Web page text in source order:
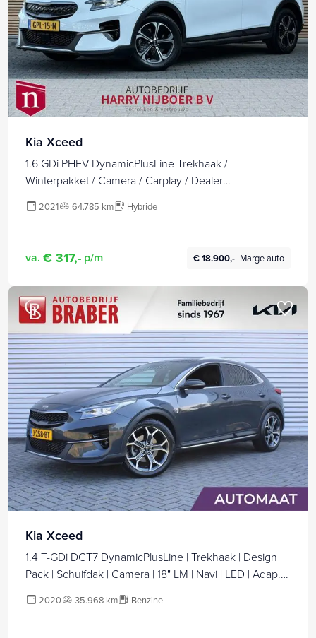
Kia Xceed
1.6 GDi PHEV DynamicPlusLine Trekhaak /
Winterpakket / Camera / Carplay / Dealer
2021 64.785 km Hybride
va. € 317,- p/m € 18.900,- Marge auto
Kia Xceed
1.4 T-GDi DCT7 DynamicPlusLine | Trekhaak | Design
Pack | Schuifdak | Camera | 18" LM | Navi | LED | Adap.
2020 35.968 km Benzine